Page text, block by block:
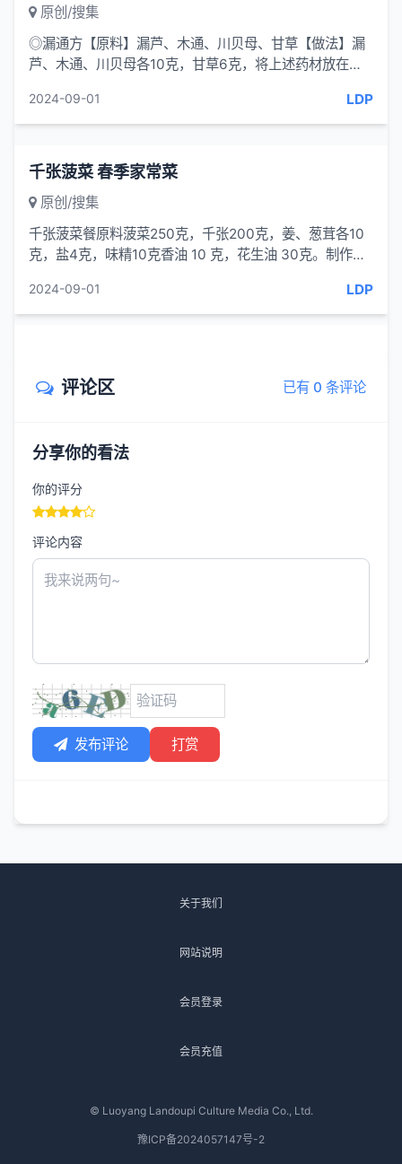
原创/搜集
◎漏通方【原料】漏芦、木通、川贝母、甘草【做法】漏
芦、木通、川贝母各10克，甘草6克，将上述药材放在一
2024-09-01 LDP
千张菠菜 春季家常菜
原创/搜集
千张菠菜餐原料菠菜250克，千张200克，姜、葱茸各10
克，盐4克，味精10克香油 10 克，花生油 30克。制作①
2024-09-01 LDP
评论区 已有 0 条评论
分享你的看法
你的评分
评论内容
发布评论 打赏
关于我们
网站说明
会员登录
会员充值
© Luoyang Landoupi Culture Media Co., Ltd.
豫ICP备2024057147号-2